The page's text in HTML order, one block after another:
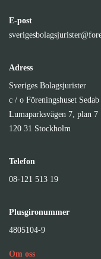
E-post
Adress
Sveriges Bolagsjurister
c / o Föreningshuset
Lumaparksvägen 7, plan 7
120 31 Stockholm
Telefon
08-121 513 19
Plusgironummer
4805104-9
Om oss